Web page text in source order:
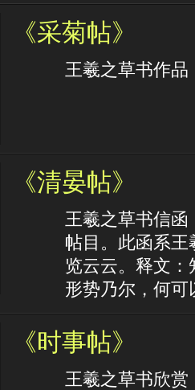
《采菊帖》
王羲之草书作品
《清晏帖》
王羲之草书信函
帖目。此函系
览云云。释文
形势乃尔，何可
《时事帖》
王羲之草书欣赏